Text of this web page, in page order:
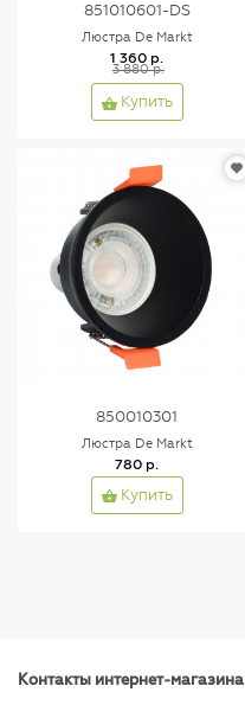
851010601-DS
Люстра De Markt
1 360 р.
3 880 р.
Купить
850010301
Люстра De Markt
780 р.
Купить
Контакты интернет-магазина